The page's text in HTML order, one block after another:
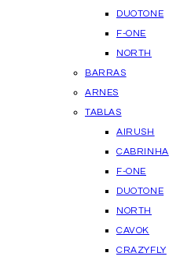
DUOTONE
F-ONE
NORTH
BARRAS
ARNES
TABLAS
AIRUSH
CABRINHA
F-ONE
DUOTONE
NORTH
CAVOK
CRAZYFLY